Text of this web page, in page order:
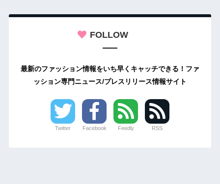
FOLLOW
最新のファッション情報をいち早くキャッチできる！ファ
ッション専門ニュース/プレスリリース情報サイト
Twitter Facebook Feedly RSS